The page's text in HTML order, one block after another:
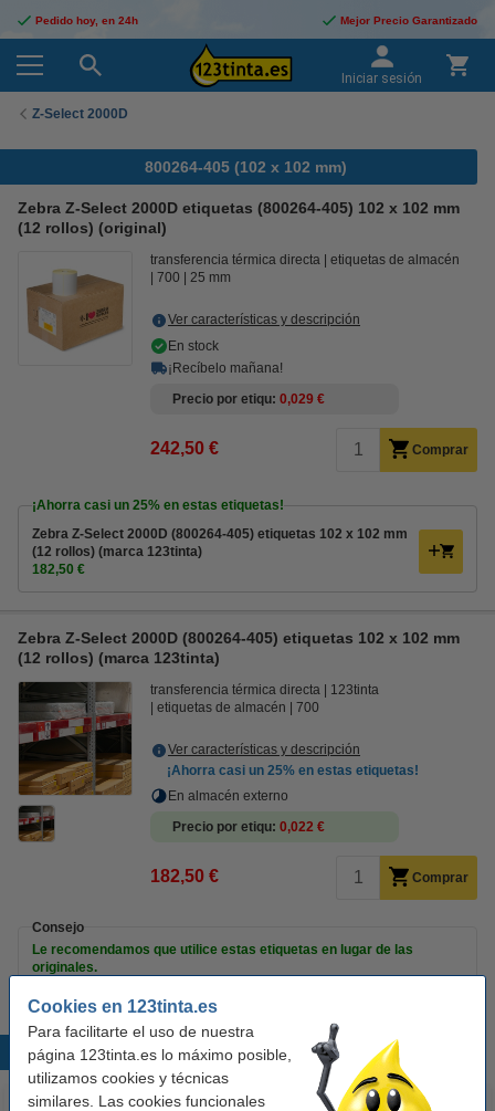
Cookies en 123tinta.es
Para facilitarte el uso de nuestra
página 123tinta.es lo máximo posible,
utilizamos cookies y técnicas
similares. Las cookies funcionales
Pedido hoy, en 24h Mejor Precio Garantizado
Iniciar sesión
Z-Select 2000D
800264-405 (102 x 102 mm)
Zebra Z-Select 2000D etiquetas (800264-405) 102 x 102 mm
(12 rollos) (original)
transferencia térmica directa
etiquetas de almacén
700
25 mm
Ver características y descripción
En stock
¡Recíbelo mañana!
Precio por etiqu 0,029 €
242,50 € Comprar
¡Ahorra casi un 25% en estas etiquetas!
Zebra Z-Select 2000D (800264-405) etiquetas 102 x 102 mm
(12 rollos) (marca 123tinta)
182,50 €
Zebra Z-Select 2000D (800264-405) etiquetas 102 x 102 mm
(12 rollos) (marca 123tinta)
transferencia térmica directa
123tinta
etiquetas de almacén
700
Ver características y descripción
¡Ahorra casi un 25% en estas etiquetas!
En almacén externo
Precio por etiqu 0,022 €
182,50 € Comprar
Consejo
Le recomendamos que utilice estas etiquetas en lugar de las
originales.
Productos destacados